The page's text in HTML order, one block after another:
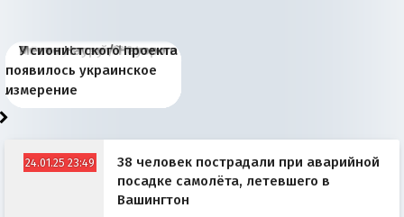
Киевская марионетка
Запада рассказала о
«переобувании» хозяев
В России назрели
перемены: 15 шагов к
суверенной экономике
Миграционный пожар
Европы
Россия начинает
сбрасывать балласт
Анкориджа
Россия зимой 1904
года: первые уступки во
внутренней политике
Русская нация вчера и
сегодня
Почему правый крах в
Варшаве не поможет её
отношениям с Россией?
Место Науру / Науэро в
современной истории
Южной Осетии
У сионистского проекта
появилось украинское
измерение
24.01.25 23:49
38 человек пострадали при аварийной
посадке самолёта, летевшего в
Вашингтон